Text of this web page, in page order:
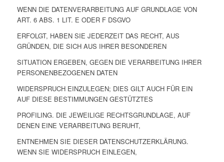
WENN DIE DATENVERARBEITUNG AUF GRUNDLAGE VON
ART. 6 ABS. 1 LIT. E ODER F DSGVO
ERFOLGT, HABEN SIE JEDERZEIT DAS RECHT, AUS
GRÜNDEN, DIE SICH AUS IHRER BESONDEREN
SITUATION ERGEBEN, GEGEN DIE VERARBEITUNG IHRER
PERSONENBEZOGENEN DATEN
WIDERSPRUCH EINZULEGEN; DIES GILT AUCH FÜR EIN
AUF DIESE BESTIMMUNGEN GESTÜTZTES
PROFILING. DIE JEWEILIGE RECHTSGRUNDLAGE, AUF
DENEN EINE VERARBEITUNG BERUHT,
ENTNEHMEN SIE DIESER DATENSCHUTZERKLÄRUNG.
WENN SIE WIDERSPRUCH EINLEGEN,